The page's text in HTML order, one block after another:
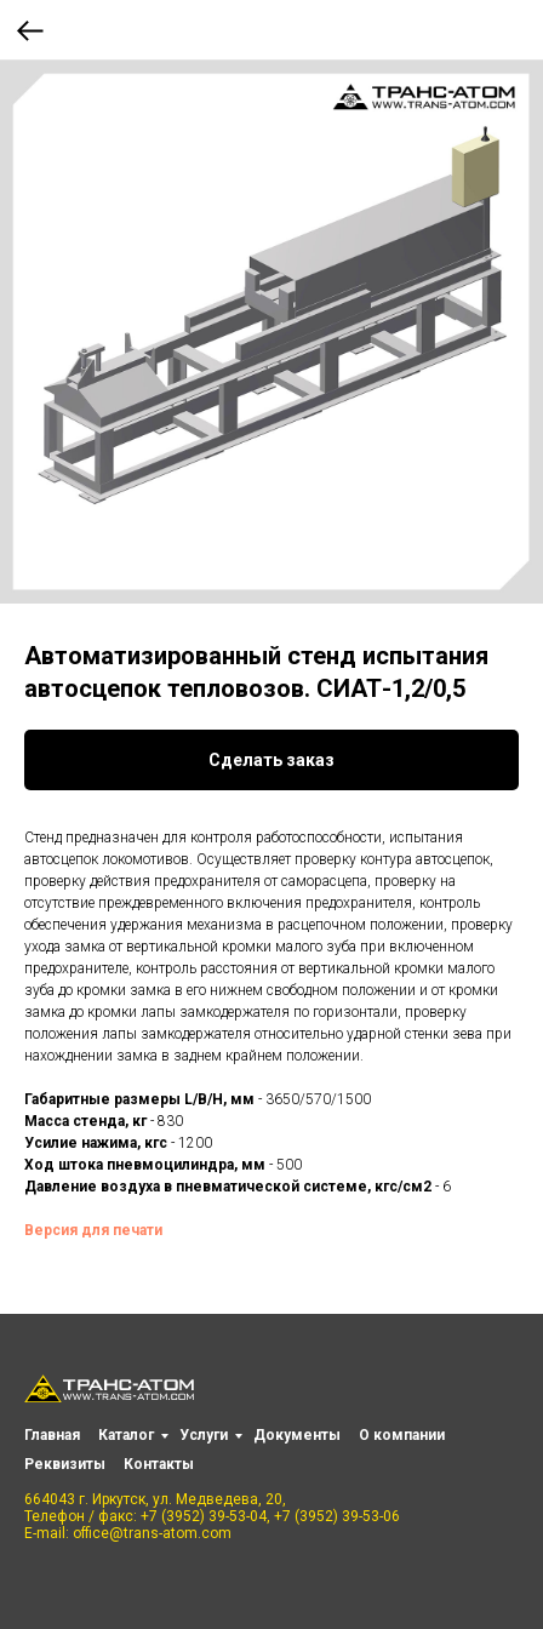
Автоматизированный стенд испытания
автосцепок тепловозов. СИАТ-1,2/0,5
Сделать заказ
Стенд предназначен для контроля работоспособности, испытания
автосцепок локомотивов. Осуществляет проверку контура автосцепок,
проверку действия предохранителя от саморасцепа, проверку на
отсутствие преждевременного включения предохранителя, контроль
обеспечения удержания механизма в расцепочном положении, проверку
ухода замка от вертикальной кромки малого зуба при включенном
предохранителе, контроль расстояния от вертикальной кромки малого
зуба до кромки замка в его нижнем свободном положении и от кромки
замка до кромки лапы замкодержателя по горизонтали, проверку
положения лапы замкодержателя относительно ударной стенки зева при
нахожднении замка в заднем крайнем положении.
Габаритные размеры L/B/H, мм - 3650/570/1500
Масса стенда, кг- 830
Усилие нажима, кгс - 1200
Ход штока пневмоцилиндра, мм - 500
Давление воздуха в пневматической системе, кгс/см2 - 6
Версия для печати
Главная Каталог Услуги Документы
О компании
Реквизиты
Контакты
664043 г. Иркутск, ул. Медведева, 20,
Телефон / факс: +7 (3952) 39-53-04, +7 (3952) 39-53-06
E-mail: office@trans-atom.com